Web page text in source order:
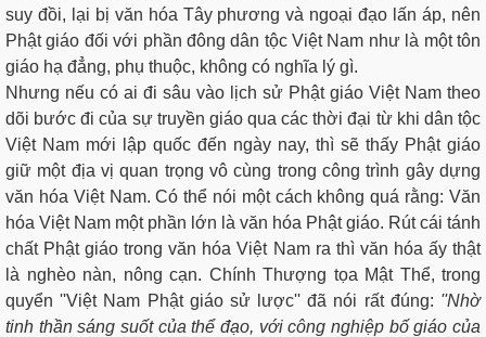
suy đồi, lại bị văn hóa Tây phương và ngoại đạo lấn áp, nên
Phật giáo đối với phần đông dân tộc Việt Nam như là một tôn
giáo hạ đẳng, phụ thuộc, không có nghĩa lý gì.
Nhưng nếu có ai đi sâu vào lịch sử Phật giáo Việt Nam theo
dõi bước đi của sự truyền giáo qua các thời đại từ khi dân tộc
Việt Nam mới lập quốc đến ngày nay, thì sẽ thấy Phật giáo
giữ một địa vị quan trọng vô cùng trong công trình gây dựng
văn hóa Việt Nam. Có thể nói một cách không quá rằng: Văn
hóa Việt Nam một phần lớn là văn hóa Phật giáo. Rút cái tánh
chất Phật giáo trong văn hóa Việt Nam ra thì văn hóa ấy thật
là nghèo nàn, nông cạn. Chính Thượng tọa Mật Thể, trong
quyển ''Việt Nam Phật giáo sử lược'' đã nói rất đúng: ''Nhờ
tinh thần sáng suốt của thể đạo, với công nghiệp bố giáo của